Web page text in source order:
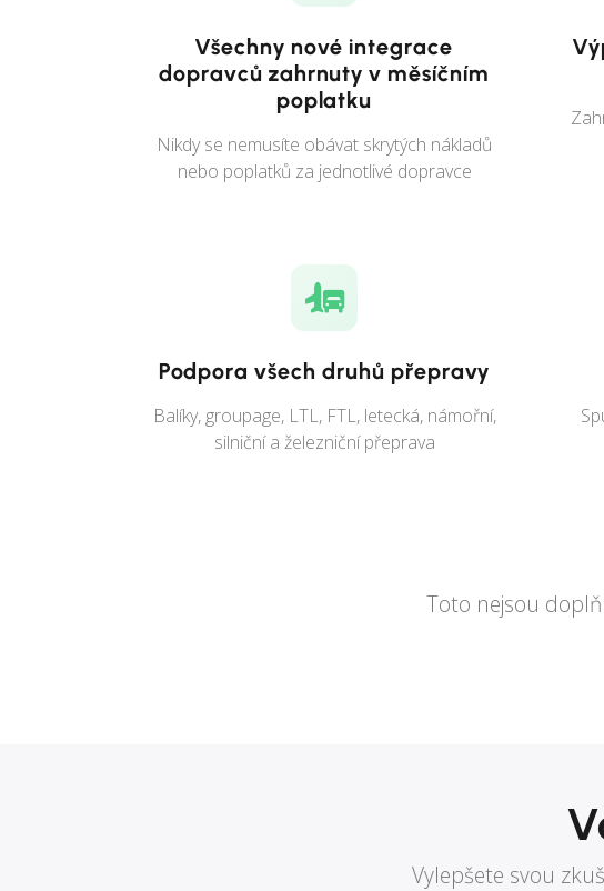
Všechny nové integrace
dopravců zahrnuty v měsíčním
poplatku
Nikdy se nemusíte obávat skrytých nákladů
nebo poplatků za jednotlivé dopravce
Podpora všech druhů přepravy
Balíky, groupage, LTL, FTL, letecká, námořní,
silniční a železniční přeprava
Toto nejsou
Vylepšete svou